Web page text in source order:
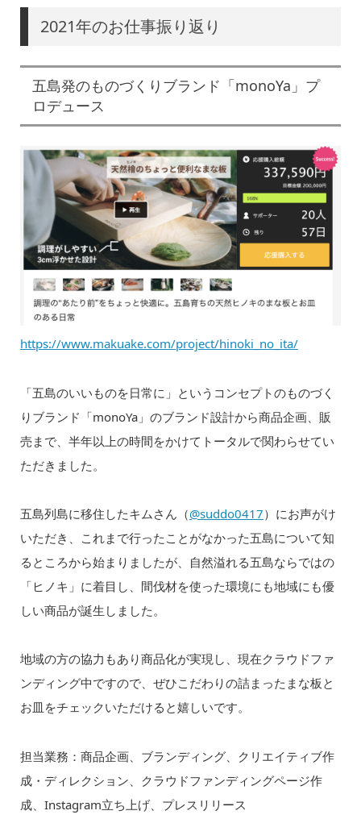
2021年のお仕事振り返り
五島発のものづくりブランド「monoYa」プ
ロデュース
https://www.makuake.com/project/hinoki_no_ita/
「五島のいいものを日常に」というコンセプトのものづく
りブランド「monoYa」のブランド設計から商品企画、販
売まで、半年以上の時間をかけてトータルで関わらせてい
ただきました。
五島列島に移住したキムさん（@suddo0417）にお声がけ
いただき、これまで行ったことがなかった五島について知
るところから始まりましたが、自然溢れる五島ならではの
「ヒノキ」に着目し、間伐材を使った環境にも地域にも優
しい商品が誕生しました。
地域の方の協力もあり商品化が実現し、現在クラウドファ
ンディング中ですので、ぜひこだわりの詰まったまな板と
お皿をチェックいただけると嬉しいです。
担当業務：商品企画、ブランディング、クリエイティブ作
成・ディレクション、クラウドファンディングページ作
成、Instagram立ち上げ、プレスリリース